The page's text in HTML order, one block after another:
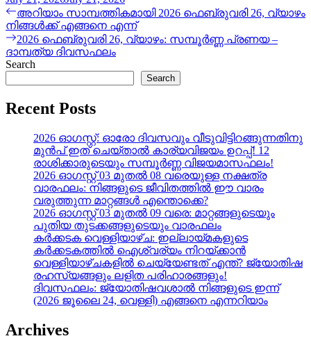
Post
navigation
Previous
post:
അറിയാം സാമ്പത്തികമായി 2026 ഫെബ്രുവരി 26, വ്യാഴം
നിങ്ങൾക്ക് എങ്ങനെ എന്ന്
Next
post:
2026 ഫെബ്രുവരി 26, വ്യാഴം: സമ്പൂർണ്ണ പ്രണയ –
ദാമ്പത്യ ദിവസഫലം
Search
Search
Recent Posts
2026 ഓഗസ്റ്റ്: ഓരോ ദിവസവും വീടുവിട്ടിറങ്ങുന്നതിനു
മുൻപ് ഇത് ചെയ്താൽ കാര്യവിജയം ഉറപ്പ്! 12
രാശിക്കാരുടെയും സമ്പൂർണ്ണ വിജയമാസഫലം!
2026 ഓഗസ്റ്റ് 03 മുതൽ 08 വരെയുള്ള നക്ഷത്ര
വാരഫലം: നിങ്ങളുടെ ജീവിതത്തിൽ ഈ വാരം
വരുത്തുന്ന മാറ്റങ്ങൾ എന്തൊക്കെ?
2026 ഓഗസ്റ്റ് 03 മുതൽ 09 വരെ: മാറ്റങ്ങളുടെയും
പുതിയ തുടക്കങ്ങളുടെയും വാരഫലം
കർക്കടക വെള്ളിയാഴ്ച: ഇല്ലായ്മകളുടെ
കർക്കടകത്തിൽ ഐശ്വര്യം നിറയ്ക്കാൻ
വെള്ളിയാഴ്ചകളിൽ ചെയ്യേണ്ടത് എന്ത്? ജ്യോതിഷ
രഹസ്യങ്ങളും ലളിത പരിഹാരങ്ങളും!
ദിവസഫലം: ജ്യോതിഷവശാൽ നിങ്ങളുടെ ഇന്ന്‌
(2026 ജൂലൈ 24, വെള്ളി) എങ്ങനെ എന്നറിയാം
Archives